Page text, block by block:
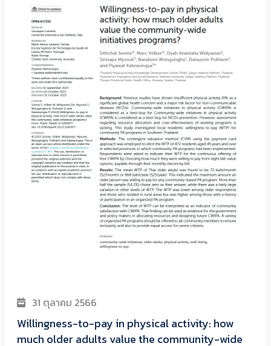
31 ตุลาคม 2566
Willingness-to-pay in physical activity: how
much older adults value the community-wide